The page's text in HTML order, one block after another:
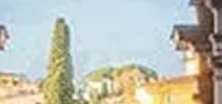
Resmî ziyaret seçeneklerini keşfedin
Deneyiminizi zenginleştirmek için hazırlanmış, hizmet ve rehberlik
içeren ziyaret seçenekleri.